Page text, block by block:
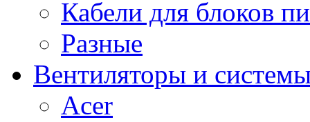
Кабели для блоков
Разные
Вентиляторы и
Acer